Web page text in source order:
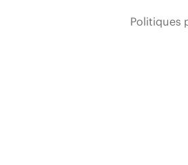
Politiques